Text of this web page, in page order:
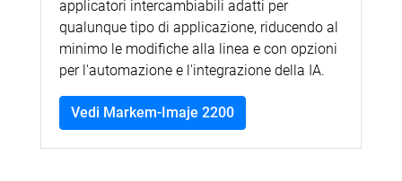
applicatori intercambiabili adatti per
qualunque tipo di applicazione, riducendo al
minimo le modifiche alla linea e con opzioni
per l'automazione e l'integrazione della IA.
Vedi Markem-Imaje 2200